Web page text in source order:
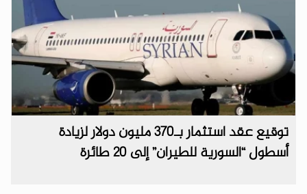
توقيع عقد استثمار بـ370 مليون دولار لزيادة
أسطول “السورية للطيران” إلى 20 طائرة